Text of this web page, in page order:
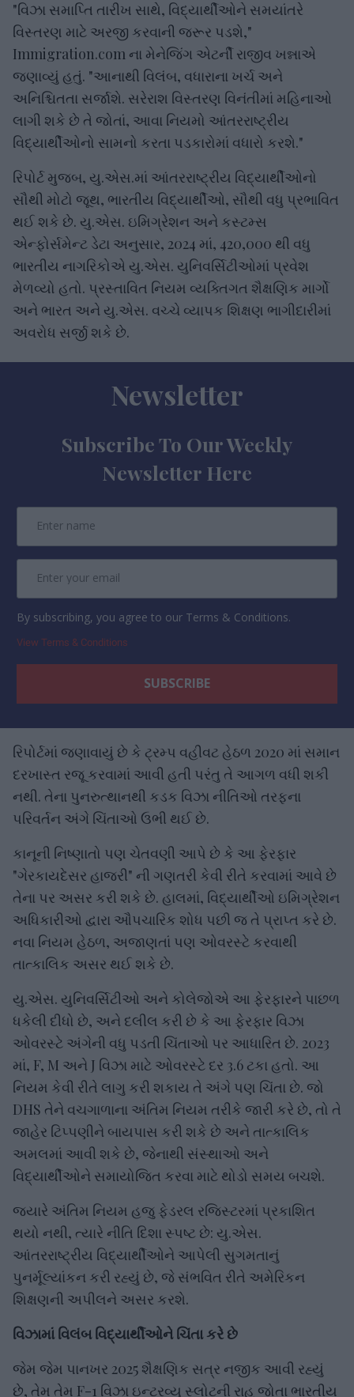
"વિઝા સમાપ્તિ તારીખ સાથે, વિદ્યાર્થીઓને સમયાંતરે
વિસ્તરણ માટે અરજી કરવાની જરૂર પડશે,"
Immigration.com ના મેનેજિંગ એટર્ની રાજીવ ખન્નાએ
જણાવ્યું હતું. "આનાથી વિલંબ, વધારાના ખર્ચ અને
અનિશ્ચિતતા સર્જાશે. સરેરાશ વિસ્તરણ વિનંતીમાં મહિનાઓ
લાગી શકે છે તે જોતાં, આવા નિયમો આંતરરાષ્ટ્રીય
વિદ્યાર્થીઓનો સામનો કરતા પડકારોમાં વધારો કરશે."
રિપોર્ટ મુજબ, યુ.એસ.માં આંતરરાષ્ટ્રીય વિદ્યાર્થીઓનો
સૌથી મોટો જૂથ, ભારતીય વિદ્યાર્થીઓ, સૌથી વધુ પ્રભાવિત
થઈ શકે છે. યુ.એસ. ઇમિગ્રેશન અને કસ્ટમ્સ
એન્ફોર્સમેન્ટ ડેટા અનુસાર, 2024 માં, 420,000 થી વધુ
ભારતીય નાગરિકોએ યુ.એસ. યુનિવર્સિટીઓમાં પ્રવેશ
મેળવ્યો હતો. પ્રસ્તાવિત નિયમ વ્યક્તિગત શૈક્ષણિક માર્ગો
અને ભારત અને યુ.એસ. વચ્ચે વ્યાપક શિક્ષણ ભાગીદારીમાં
અવરોધ સર્જી શકે છે.
Newsletter
Subscribe To Our Weekly
Newsletter Here
By subscribing, you agree to our Terms & Conditions.
View Terms & Conditions
રિપોર્ટમાં જણાવાયું છે કે ટ્રમ્પ વહીવટ હેઠળ 2020 માં સમાન
દરખાસ્ત રજૂ કરવામાં આવી હતી પરંતુ તે આગળ વધી શકી
નથી. તેના પુનરુત્થાનથી કડક વિઝા નીતિઓ તરફના
પરિવર્તન અંગે ચિંતાઓ ઉભી થઈ છે.
કાનૂની નિષ્ણાતો પણ ચેતવણી આપે છે કે આ ફેરફાર
"ગેરકાયદેસર હાજરી" ની ગણતરી કેવી રીતે કરવામાં આવે છે
તેના પર અસર કરી શકે છે. હાલમાં, વિદ્યાર્થીઓ ઇમિગ્રેશન
અધિકારીઓ દ્વારા ઔપચારિક શોધ પછી જ તે પ્રાપ્ત કરે છે.
નવા નિયમ હેઠળ, અજાણતાં પણ ઓવરસ્ટે કરવાથી
તાત્કાલિક અસર થઈ શકે છે.
યુ.એસ. યુનિવર્સિટીઓ અને કોલેજોએ આ ફેરફારને પાછળ
ધકેલી દીધો છે, અને દલીલ કરી છે કે આ ફેરફાર વિઝા
ઓવરસ્ટે અંગેની વધુ પડતી ચિંતાઓ પર આધારિત છે. 2023
માં, F, M અને J વિઝા માટે ઓવરસ્ટે દર 3.6 ટકા હતો. આ
નિયમ કેવી રીતે લાગુ કરી શકાય તે અંગે પણ ચિંતા છે. જો
DHS તેને વચગાળાના અંતિમ નિયમ તરીકે જારી કરે છે, તો તે
જાહેર ટિપ્પણીને બાયપાસ કરી શકે છે અને તાત્કાલિક
અમલમાં આવી શકે છે, જેનાથી સંસ્થાઓ અને
વિદ્યાર્થીઓને સમાયોજિત કરવા માટે થોડો સમય બચશે.
જ્યારે અંતિમ નિયમ હજુ ફેડરલ રજિસ્ટરમાં પ્રકાશિત
થયો નથી, ત્યારે નીતિ દિશા સ્પષ્ટ છે: યુ.એસ.
આંતરરાષ્ટ્રીય વિદ્યાર્થીઓને આપેલી સુગમતાનું
પુનર્મૂલ્યાંકન કરી રહ્યું છે, જે સંભવિત રીતે અમેરિકન
શિક્ષણની અપીલને અસર કરશે.
વિઝામાં વિલંબ વિદ્યાર્થીઓને ચિંતા કરે છે
જેમ જેમ પાનખર 2025 શૈક્ષણિક સત્ર નજીક આવી રહ્યું
છે, તેમ તેમ F-1 વિઝા ઇન્ટરવ્યુ સ્લોટની રાહ જોતા ભારતીય